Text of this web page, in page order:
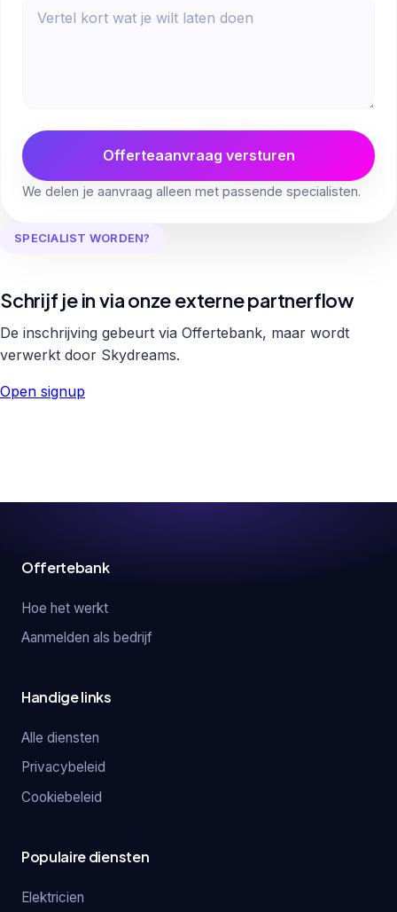
Offerteaanvraag versturen
We delen je aanvraag alleen met passende specialisten.
SPECIALIST WORDEN?
Schrijf je in via onze externe partnerflow
De inschrijving gebeurt via Offertebank, maar wordt
verwerkt door Skydreams.
Open signup
Offertebank
Hoe het werkt
Aanmelden als bedrijf
Handige links
Alle diensten
Privacybeleid
Cookiebeleid
Populaire diensten
Elektricien